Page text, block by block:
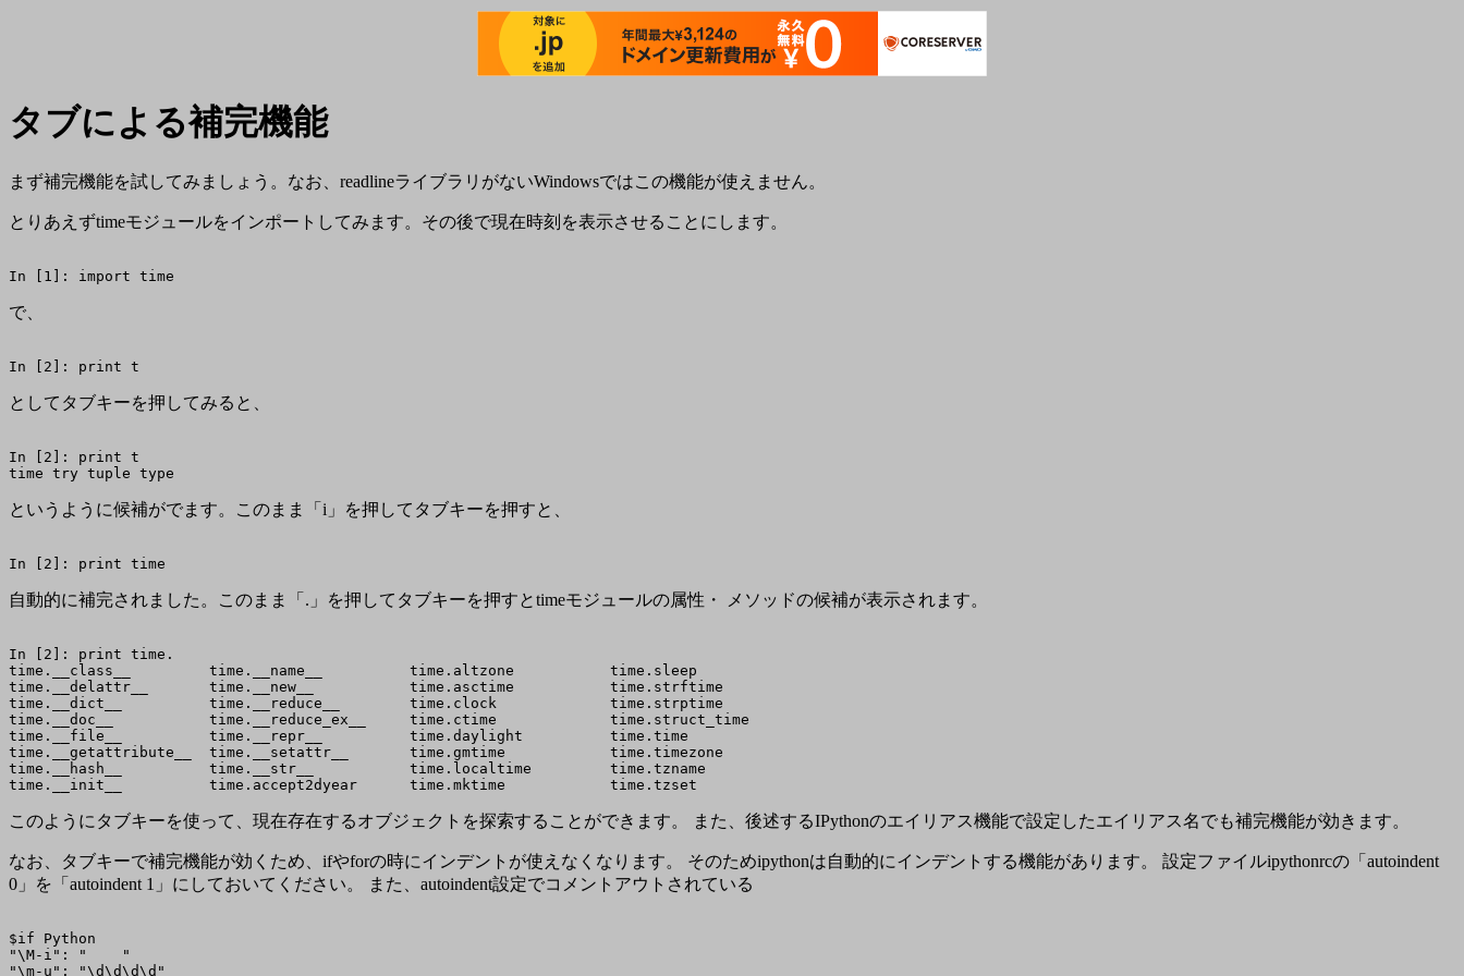
タブによる補完機能
まず補完機能を試してみましょう。なお、readlineライブラリがないWindowsではこの機能が使えません。
とりあえずtimeモジュールをインポートしてみます。その後で現在時刻を表示させることにします。
で、
としてタブキーを押してみると、
In [2]: print t
というように候補がでます。このまま「i」を押してタブキーを押すと、
自動的に補完されました。このまま「.」を押してタブキーを押すとtimeモジュールの属性・ メソッドの候補が表示されます。
In [2]: print time.
time.__class__         time.__name__          time.altzone           time.sleep
time.__delattr__       time.__new__           time.asctime           time.strftime
time.__dict__          time.__reduce__        time.clock             time.strptime
time.__doc__           time.__reduce_ex__     time.ctime             time.struct_time
time.__file__          time.__repr__          time.daylight          time.time
time.__getattribute__  time.__setattr__       time.gmtime            time.timezone
time.__hash__          time.__str__           time.localtime         time.tzname
このようにタブキーを使って、現在存在するオブジェクトを探索することができます。 また、後述するIPythonのエイリアス機能で設定したエイリアス名でも補完機能が効きます。
なお、タブキーで補完機能が効くため、ifやforの時にインデントが使えなくなります。 そのためipythonは自動的にインデントする機能があります。 設定ファイルipythonrcの「autoindent
0」を「autoindent 1」にしておいてください。 また、autoindent設定でコメントアウトされている
$if Python
"\M-i": "    "
"\m-u": "\d\d\d\d"